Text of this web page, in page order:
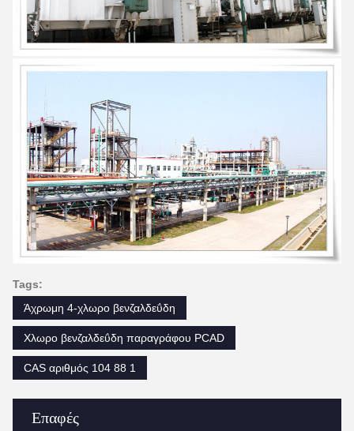
Επαφές
Tags:
Άχρωμη 4-χλωρο βενζαλδεΰδη
Χλωρο βενζαλδεΰδη παραγράφου PCAD
CAS αριθμός 104 88 1